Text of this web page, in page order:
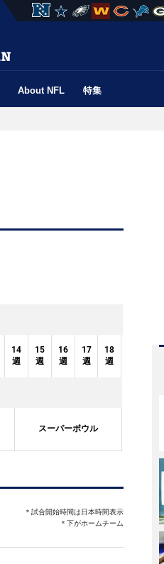
About NFL 特集
14
週
15
週
16
週
17
週
18
週
スーパーボウル
＊試合開始時間は日本時間表示
＊下がホームチーム